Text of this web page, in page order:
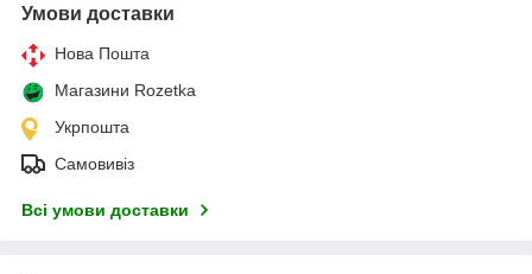
Умови доставки
Нова Пошта
Магазини Rozetka
Укрпошта
Самовивіз
Всі умови доставки